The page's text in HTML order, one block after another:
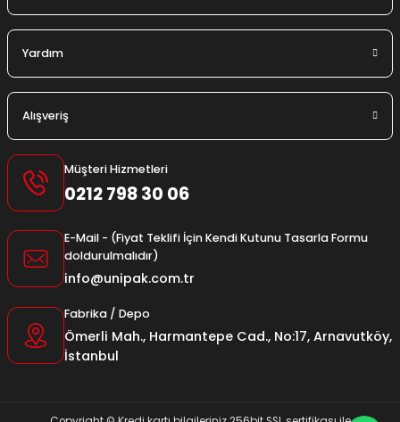
Yardım
Alışveriş
Müşteri Hizmetleri
0212 798 30 06
E-Mail - (Fiyat Teklifi İçin Kendi Kutunu Tasarla Formu
doldurulmalıdır)
info@unipak.com.tr
Fabrika / Depo
Ömerli Mah., Harmantepe Cad., No:17, Arnavutköy,
İstanbul